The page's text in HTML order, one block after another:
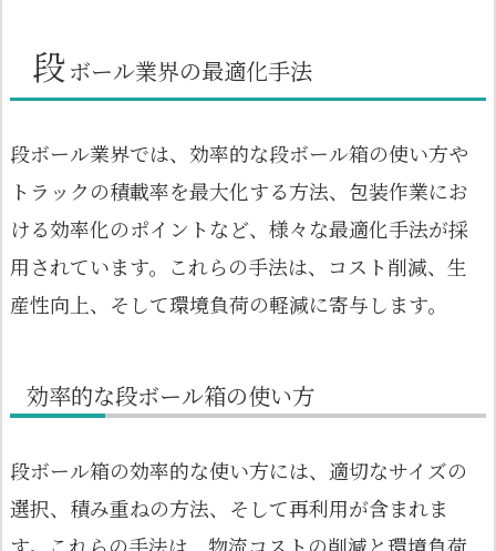
段ボール業界の最適化手法
段ボール業界では、効率的な段ボール箱の使い方や
トラックの積載率を最大化する方法、包装作業にお
ける効率化のポイントなど、様々な最適化手法が採
用されています。これらの手法は、コスト削減、生
産性向上、そして環境負荷の軽減に寄与します。
効率的な段ボール箱の使い方
段ボール箱の効率的な使い方には、適切なサイズの
選択、積み重ねの方法、そして再利用が含まれま